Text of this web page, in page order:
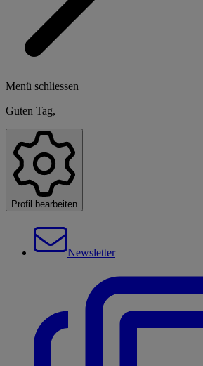
Menü schliessen
Guten Tag,
Profil bearbeiten
Newsletter